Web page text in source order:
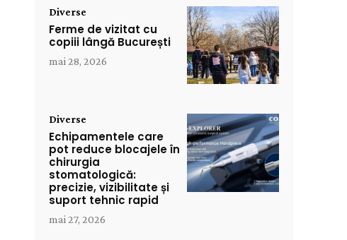
Diverse
Ferme de vizitat cu
copiii lângă București
mai 28, 2026
Diverse
Echipamentele care
pot reduce blocajele în
chirurgia
stomatologică:
precizie, vizibilitate și
suport tehnic rapid
mai 27, 2026